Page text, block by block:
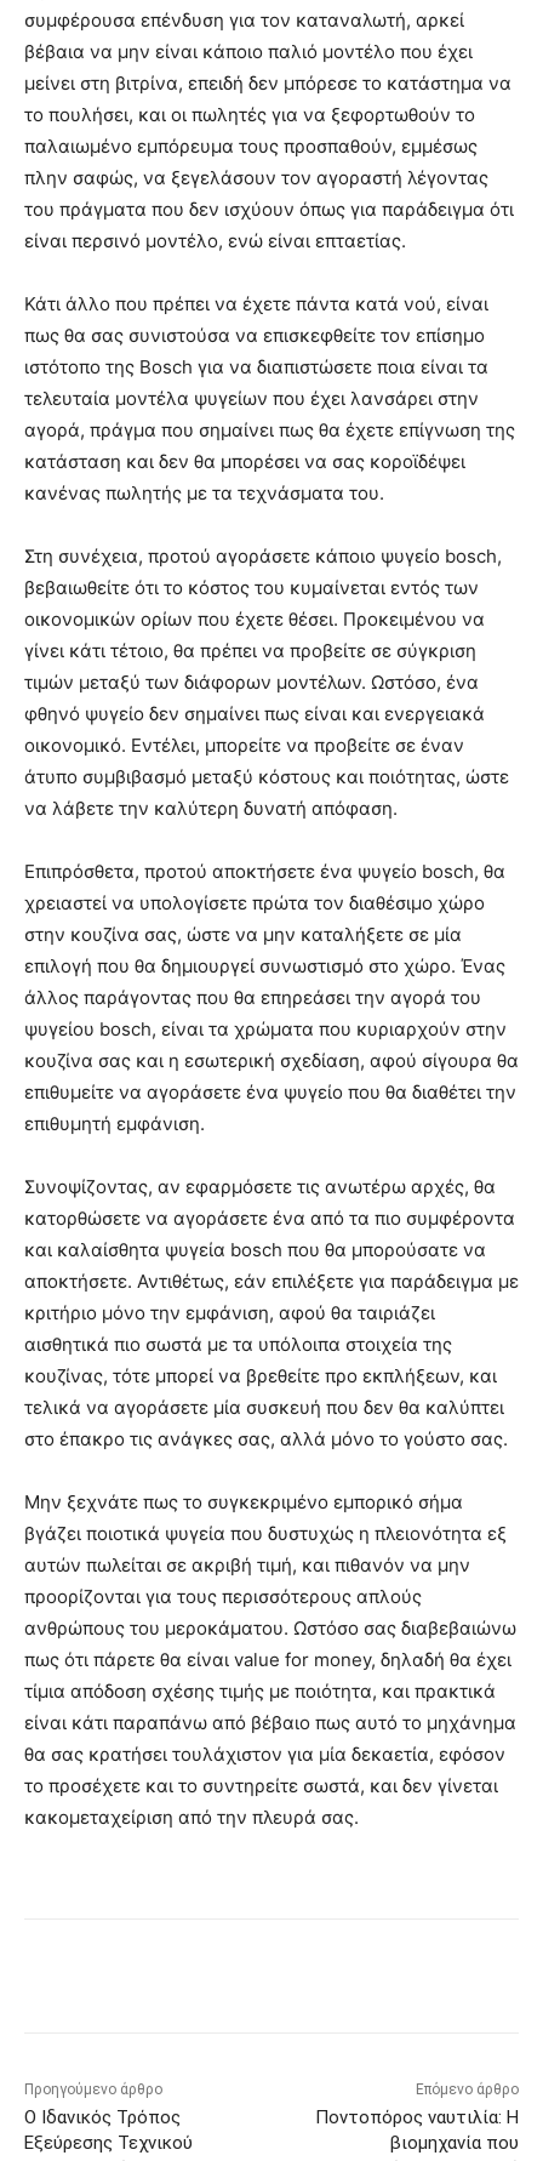
συμφέρουσα επένδυση για τον καταναλωτή, αρκεί
βέβαια να μην είναι κάποιο παλιό μοντέλο που έχει
μείνει στη βιτρίνα, επειδή δεν μπόρεσε το κατάστημα να
το πουλήσει, και οι πωλητές για να ξεφορτωθούν το
παλαιωμένο εμπόρευμα τους προσπαθούν, εμμέσως
πλην σαφώς, να ξεγελάσουν τον αγοραστή λέγοντας
του πράγματα που δεν ισχύουν όπως για παράδειγμα ότι
είναι περσινό μοντέλο, ενώ είναι επταετίας.
Κάτι άλλο που πρέπει να έχετε πάντα κατά νού, είναι
πως θα σας συνιστούσα να επισκεφθείτε τον επίσημο
ιστότοπο της Bosch για να διαπιστώσετε ποια είναι τα
τελευταία μοντέλα ψυγείων που έχει λανσάρει στην
αγορά, πράγμα που σημαίνει πως θα έχετε επίγνωση της
κατάσταση και δεν θα μπορέσει να σας κοροϊδέψει
κανένας πωλητής με τα τεχνάσματα του.
Στη συνέχεια, προτού αγοράσετε κάποιο ψυγείο bosch,
βεβαιωθείτε ότι το κόστος του κυμαίνεται εντός των
οικονομικών ορίων που έχετε θέσει. Προκειμένου να
γίνει κάτι τέτοιο, θα πρέπει να προβείτε σε σύγκριση
τιμών μεταξύ των διάφορων μοντέλων. Ωστόσο, ένα
φθηνό ψυγείο δεν σημαίνει πως είναι και ενεργειακά
οικονομικό. Εντέλει, μπορείτε να προβείτε σε έναν
άτυπο συμβιβασμό μεταξύ κόστους και ποιότητας, ώστε
να λάβετε την καλύτερη δυνατή απόφαση.
Επιπρόσθετα, προτού αποκτήσετε ένα ψυγείο bosch, θα
χρειαστεί να υπολογίσετε πρώτα τον διαθέσιμο χώρο
στην κουζίνα σας, ώστε να μην καταλήξετε σε μία
επιλογή που θα δημιουργεί συνωστισμό στο χώρο. Ένας
άλλος παράγοντας που θα επηρεάσει την αγορά του
ψυγείου bosch, είναι τα χρώματα που κυριαρχούν στην
κουζίνα σας και η εσωτερική σχεδίαση, αφού σίγουρα θα
επιθυμείτε να αγοράσετε ένα ψυγείο που θα διαθέτει την
επιθυμητή εμφάνιση.
Συνοψίζοντας, αν εφαρμόσετε τις ανωτέρω αρχές, θα
κατορθώσετε να αγοράσετε ένα από τα πιο συμφέροντα
και καλαίσθητα ψυγεία bosch που θα μπορούσατε να
αποκτήσετε. Αντιθέτως, εάν επιλέξετε για παράδειγμα με
κριτήριο μόνο την εμφάνιση, αφού θα ταιριάζει
αισθητικά πιο σωστά με τα υπόλοιπα στοιχεία της
κουζίνας, τότε μπορεί να βρεθείτε προ εκπλήξεων, και
τελικά να αγοράσετε μία συσκευή που δεν θα καλύπτει
στο έπακρο τις ανάγκες σας, αλλά μόνο το γούστο σας.
Μην ξεχνάτε πως το συγκεκριμένο εμπορικό σήμα
βγάζει ποιοτικά ψυγεία που δυστυχώς η πλειονότητα εξ
αυτών πωλείται σε ακριβή τιμή, και πιθανόν να μην
προορίζονται για τους περισσότερους απλούς
ανθρώπους του μεροκάματου. Ωστόσο σας διαβεβαιώνω
πως ότι πάρετε θα είναι value for money, δηλαδή θα έχει
τίμια απόδοση σχέσης τιμής με ποιότητα, και πρακτικά
είναι κάτι παραπάνω από βέβαιο πως αυτό το μηχάνημα
θα σας κρατήσει τουλάχιστον για μία δεκαετία, εφόσον
το προσέχετε και το συντηρείτε σωστά, και δεν γίνεται
κακομεταχείριση από την πλευρά σας.
Προηγούμενο άρθρο
Ο Ιδανικός Τρόπος
Εξεύρεσης Τεχνικού
Επόμενο άρθρο
Ποντοπόρος ναυτιλία: Η
βιομηχανία που